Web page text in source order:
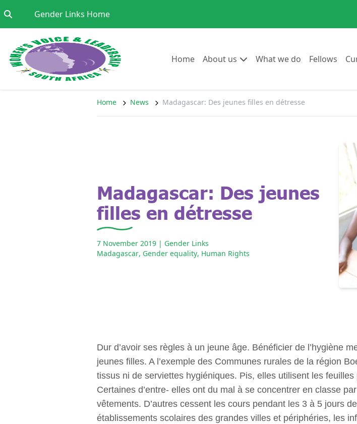
Gender Links HomeGo to:
HomeGo to:
About us Go to:What we do Go to:
Fellows Go
Home News Madagascar: Des jeunes filles en détresse
Madagascar: Des jeunes
filles en détresse
7 November 2019 | Gender Links
Madagascar, Gender equality, Human Rights
Dur d’avoir ses règles à un jeune âge. Bénéficier de l’hygiène
jeunes filles. A l’exemple des Communes rurales de la région
tissus ni de serviettes hygiéniques. Pis, elles utilisent les
Certaines d’entre- elles ont du mal à se concentrer en classe
vêtements. D’autres cessent les cours pendant les 3 à 5 jours
établissements scolaires des grandes villes et périphéries, les